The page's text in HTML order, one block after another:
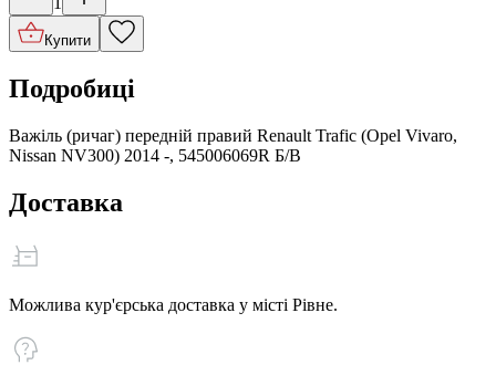
Купити
Подробиці
Важіль (ричаг) передній правий Renault Trafic (Opel Vivaro,
Nissan NV300) 2014 -, 545006069R Б/В
Доставка
Можлива кур'єрська доставка у місті Рівне.